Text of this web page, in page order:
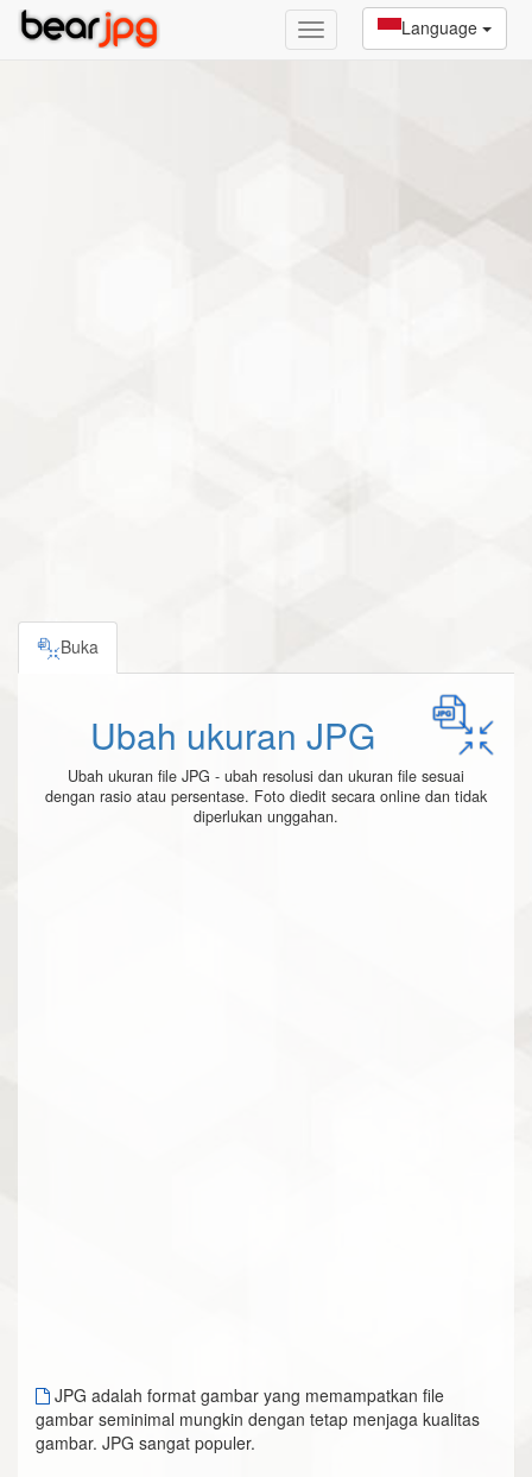
Language
Buka
Ubah ukuran JPG
Ubah ukuran file JPG - ubah resolusi dan ukuran file sesuai
dengan rasio atau persentase. Foto diedit secara online dan tidak
diperlukan unggahan.
JPG adalah format gambar yang memampatkan file
gambar seminimal mungkin dengan tetap menjaga kualitas
gambar. JPG sangat populer.